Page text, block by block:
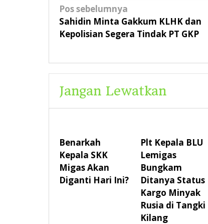
Navigasi
pos
Pos sebelumnya
Sahidin Minta Gakkum KLHK dan
Kepolisian Segera Tindak PT GKP
Jangan Lewatkan
Benarkah
Kepala SKK
Migas Akan
Diganti Hari Ini?
Plt Kepala BLU
Lemigas
Bungkam
Ditanya Status
Kargo Minyak
Rusia di Tangki
Kilang